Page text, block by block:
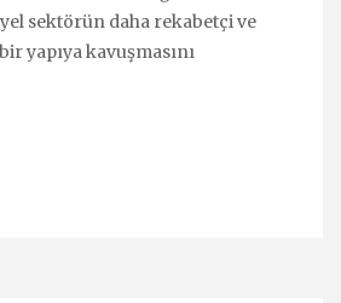
sektörün daha rekabetçi ve
yapıya kavuşmasını